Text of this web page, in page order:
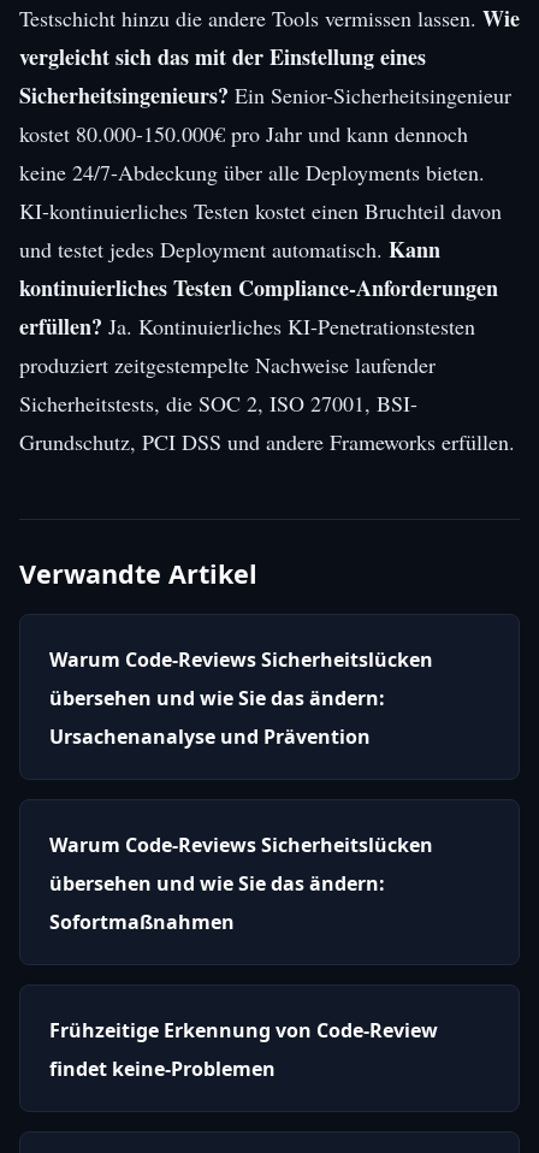
Testschicht hinzu die andere Tools vermissen lassen. Wie
vergleicht sich das mit der Einstellung eines
Sicherheitsingenieurs? Ein Senior-Sicherheitsingenieur
kostet 80.000-150.000€ pro Jahr und kann dennoch
keine 24/7-Abdeckung über alle Deployments bieten.
KI-kontinuierliches Testen kostet einen Bruchteil davon
und testet jedes Deployment automatisch. Kann
kontinuierliches Testen Compliance-Anforderungen
erfüllen? Ja. Kontinuierliches KI-Penetrationstesten
produziert zeitgestempelte Nachweise laufender
Sicherheitstests, die SOC 2, ISO 27001, BSI-
Grundschutz, PCI DSS und andere Frameworks erfüllen.
Verwandte Artikel
Warum Code-Reviews Sicherheitslücken
übersehen und wie Sie das ändern:
Ursachenanalyse und Prävention
Warum Code-Reviews Sicherheitslücken
übersehen und wie Sie das ändern:
Sofortmaßnahmen
Frühzeitige Erkennung von Code-Review
findet keine-Problemen